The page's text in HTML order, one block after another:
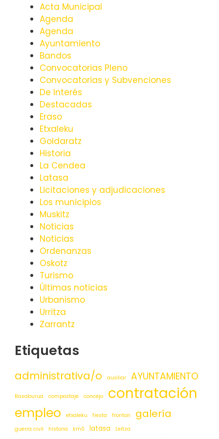
Acta Municipal
Agenda
Agenda
Ayuntamiento
Bandos
Convocatorias Pleno
Convocatorias y Subvenciones
De Interés
Destacadas
Eraso
Etxaleku
Goldaratz
Historia
La Cendea
Latasa
Licitaciones y adjudicaciones
Los municipios
Muskitz
Noticias
Noticias
Ordenanzas
Oskotz
Turismo
Últimas noticias
Urbanismo
Urritza
Zarrantz
Etiquetas
administrativa/o auxiliar AYUNTAMIENTO
Basaburua compostaje concejo contratación
empleo etxaleku fiesta fronton galería
guerra civil historia km0 latasa
Leitza